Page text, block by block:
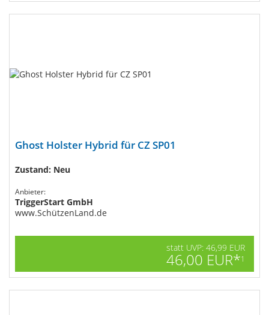
Ghost Holster Hybrid für CZ SP01
Zustand: Neu
Anbieter:
TriggerStart GmbH
www.SchützenLand.de
statt UVP: 46,99 EUR
46,00 EUR*1